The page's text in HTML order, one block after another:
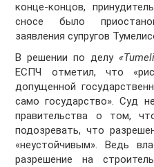
конце-концов,
сносе было
заявления супругов
В решении по делу
ЕСПЧ отметил, что
допущенной
само государство». Суд
правительства о том,
подозревать, что
«неустойчивым». Ведь
разрешение на